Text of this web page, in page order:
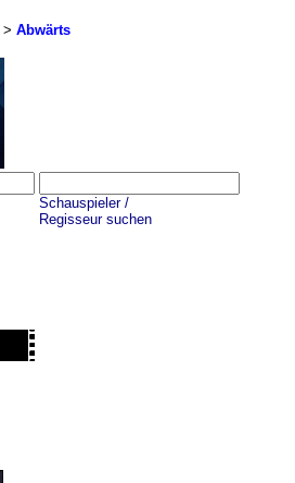
> Abwärts
Schauspieler /
Regisseur suchen